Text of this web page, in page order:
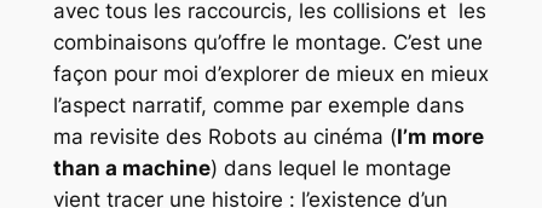
avec tous les raccourcis, les collisions et les
combinaisons qu’offre le montage. C’est une
façon pour moi d’explorer de mieux en mieux
l’aspect narratif, comme par exemple dans
ma revisite des Robots au cinéma (I’m more
than a machine) dans lequel le montage
vient tracer une histoire : l’existence d’un